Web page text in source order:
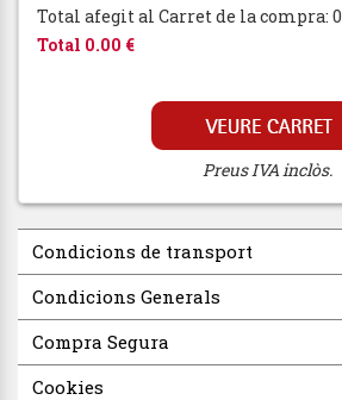
Total afegit al Carret de la compra: 0
Total 0.00 €
Preus IVA inclòs.
Condicions de transport
Condicions Generals
Compra Segura
Cookies